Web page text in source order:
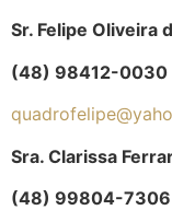
Sr. Felipe Oliveira
(48) 98412-0030
Sra. Clarissa
(48) 99804-7306